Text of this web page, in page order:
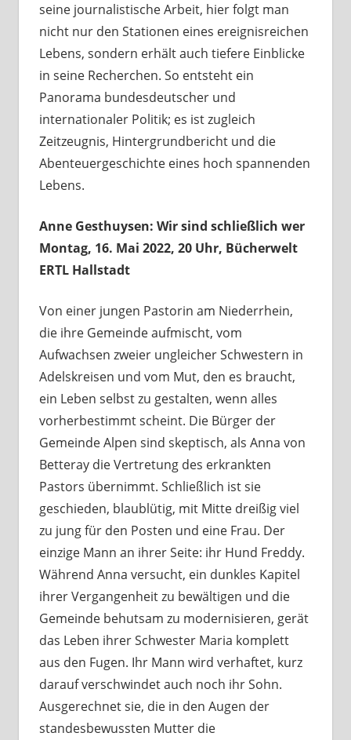
seine journalistische Arbeit, hier folgt man
nicht nur den Stationen eines ereignisreichen
Lebens, sondern erhält auch tiefere Einblicke
in seine Recherchen. So entsteht ein
Panorama bundesdeutscher und
internationaler Politik; es ist zugleich
Zeitzeugnis, Hintergrundbericht und die
Abenteuergeschichte eines hoch spannenden
Lebens.
Anne Gesthuysen: Wir sind schließlich wer
Montag, 16. Mai 2022, 20 Uhr, Bücherwelt
ERTL Hallstadt
Von einer jungen Pastorin am Niederrhein,
die ihre Gemeinde aufmischt, vom
Aufwachsen zweier ungleicher Schwestern in
Adelskreisen und vom Mut, den es braucht,
ein Leben selbst zu gestalten, wenn alles
vorherbestimmt scheint. Die Bürger der
Gemeinde Alpen sind skeptisch, als Anna von
Betteray die Vertretung des erkrankten
Pastors übernimmt. Schließlich ist sie
geschieden, blaublütig, mit Mitte dreißig viel
zu jung für den Posten und eine Frau. Der
einzige Mann an ihrer Seite: ihr Hund Freddy.
Während Anna versucht, ein dunkles Kapitel
ihrer Vergangenheit zu bewältigen und die
Gemeinde behutsam zu modernisieren, gerät
das Leben ihrer Schwester Maria komplett
aus den Fugen. Ihr Mann wird verhaftet, kurz
darauf verschwindet auch noch ihr Sohn.
Ausgerechnet sie, die in den Augen der
standesbewussten Mutter die